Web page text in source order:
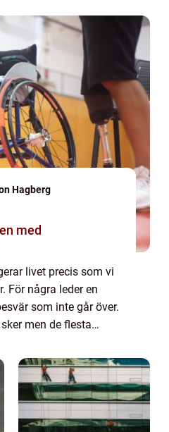
Hagberg
med
livet precis som vi
För några leder en
som inte går över.
men de flesta